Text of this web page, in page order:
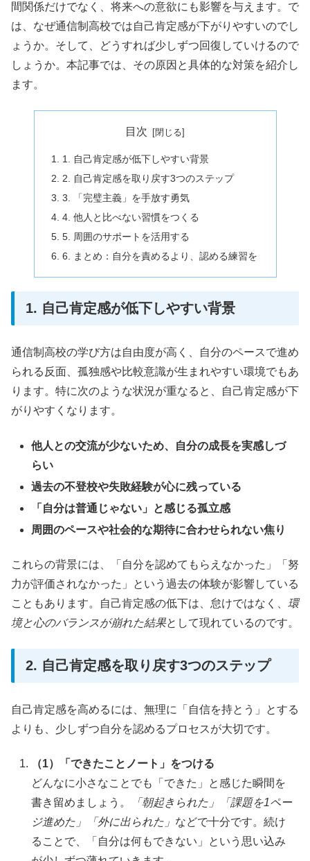
間関係だけでなく、将来への意欲にも影響を与えます。で
は、なぜ通信制高校では自己肯定感が下がりやすいのでし
ょうか。そして、どうすれば少しずつ回復していけるので
しょうか。本記事では、その原因と具体的な対策を紹介し
ます。
目次
1. 自己肯定感が低下しやすい背景
2. 自己肯定感を取り戻す3つのステップ
3. 「完璧主義」を手放す勇気
4. 他人と比べない習慣をつくる
5. 周囲のサポートを活用する
6. まとめ：自分を責めるより、認める練習を
1. 自己肯定感が低下しやすい背景
通信制高校の学び方は自由度が高く、自分のペースで進め
られる反面、孤独感や比較意識が生まれやすい環境でもあ
ります。特に次のような状況が重なると、自己肯定感が下
がりやすくなります。
他人との交流が少ないため、自分の成長を実感しづ
らい
過去の不登校や失敗経験が心に残っている
「自分は普通じゃない」と感じる孤立感
周囲のペースや社会的な期待に合わせられない焦り
これらの背景には、「自分を認めてもらえなかった」「努
力が評価されなかった」という過去の体験が影響している
こともあります。自己肯定感の低下は、怠けではなく、 環
境と心のバランスが崩れた結果として現れているのです。
2. 自己肯定感を取り戻す3つのステップ
自己肯定感を高めるには、無理に「自信を持とう」とする
よりも、少しずつ自分を認めるプロセスが大切です。
（1）「できたことノート」をつける
どんなに小さなことでも「できた」と感じた瞬間を
書き留めましょう。
「朝起きられた」「課題を1ペー
ジ進めた」「外に出られた」 などで十分です。続け
ることで、「自分は何もできない」という思い込み